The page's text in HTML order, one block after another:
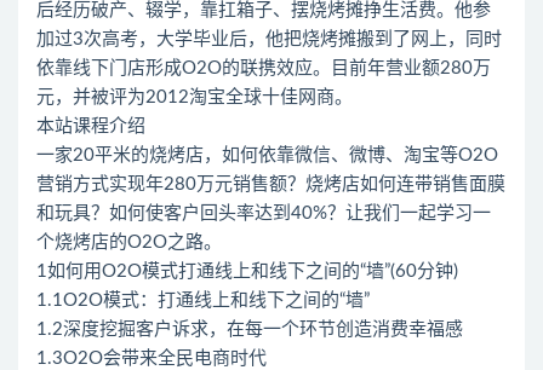
后经历破产、辍学，靠扛箱子、摆烧烤摊挣生活费。他参
加过3次高考，大学毕业后，他把烧烤摊搬到了网上，同时
依靠线下门店形成O2O的联携效应。目前年营业额280万
元，并被评为2012淘宝全球十佳网商。
本站课程介绍
一家20平米的烧烤店，如何依靠微信、微博、淘宝等O2O
营销方式实现年280万元销售额？烧烤店如何连带销售面膜
和玩具？如何使客户回头率达到40%？让我们一起学习一
个烧烤店的O2O之路。
1如何用O2O模式打通线上和线下之间的“墙”(60分钟)
1.1O2O模式：打通线上和线下之间的“墙”
1.2深度挖掘客户诉求，在每一个环节创造消费幸福感
1.3O2O会带来全民电商时代